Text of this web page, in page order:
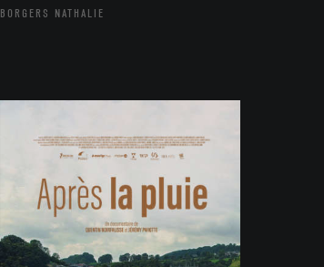
BORGERS NATHALIE